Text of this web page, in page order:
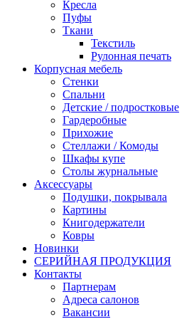
Кресла
Пуфы
Ткани
Текстиль
Рулонная печать
Корпусная мебель
Стенки
Спальни
Детские / подростковые
Гардеробные
Прихожие
Стеллажи / Комоды
Шкафы купе
Столы журнальные
Аксессуары
Подушки, покрывала
Картины
Книгодержатели
Ковры
Новинки
СЕРИЙНАЯ ПРОДУКЦИЯ
Контакты
Партнерам
Адреса салонов
Вакансии